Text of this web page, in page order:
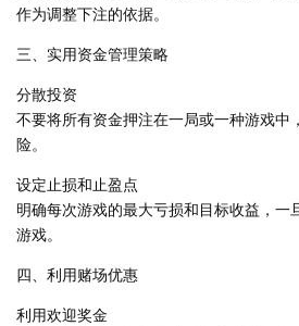
作为调整下注的依据。
三、实用资金管理策略
分散投资
不要将所有资金押注在一局或一种游戏中
险。
设定止损和止盈点
明确每次游戏的最大亏损和目标收益，一
游戏。
四、利用赌场优惠
利用欢迎奖金